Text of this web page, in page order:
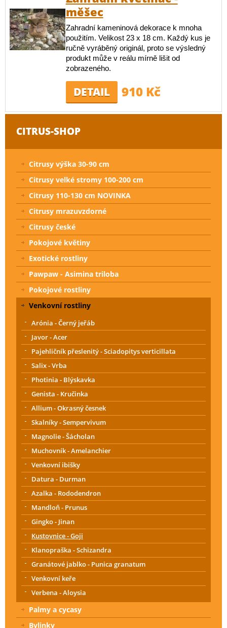
měšec
Zahradní kameninová dekorace k mnoha
použitím. Velikost 23 x 18 cm. Každý kus je
ručně vyráběný originál, proto se výsledný
produkt může v reálu mírně lišit od
zobrazeného.
DETAIL 910 Kč
CITRUS-SHOP
Citrusy výška 30-90 cm
Citrusy velké stromy 100-200 cm
Citrusy 110-130 cm NOVINKA
Citrusy mrazuvzdorné
Citrusy české
Pokojové květiny
Exotické rostliny
Pawpaw - Asimina triloba
Pokojové rostliny
Venkovní rostliny
Arónia - Černý jeřáb
Javor - Acer
Pajehličník přeslenitý - Sciadopitys verticillata
Salix - Vrba
Photinia - Blýskavka
Genista - Kručinka
Allium - Okrasný česnek
Skalníky - Sempervivum
Magnolie - Šácholan
Muchovník - Amelanchier
Venkovní ibišky
Datura - Durman
Azalka - Rododendron
Mandloň - Prunus
Gingko - Jinan
Kustovnice - Goji
Klanopraška - Schizandra
Granátové jablko - Punica granatum
Venkovní keře
Verbena - Aloysia
Palmy a cycasy
Bylinky